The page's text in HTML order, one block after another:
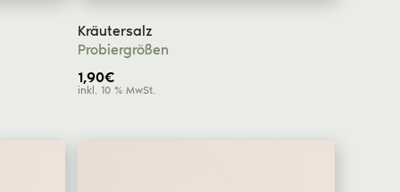
Kräutersalz
Probiergrößen
1,90€
inkl. 10 % MwSt.